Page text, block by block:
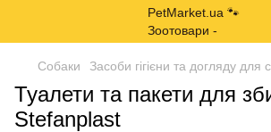
Собаки Засоби гігієни та догляду для
Туалети та пакети для
Stefanplast